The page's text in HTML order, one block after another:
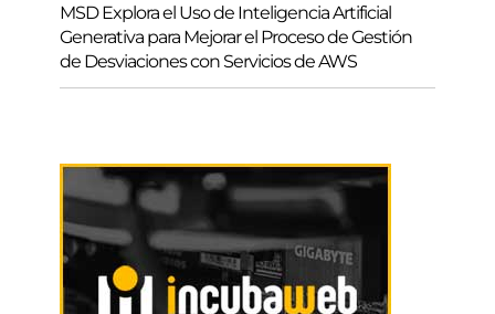
MSD Explora el Uso de Inteligencia Artificial
Generativa para Mejorar el Proceso de Gestión
de Desviaciones con Servicios de AWS